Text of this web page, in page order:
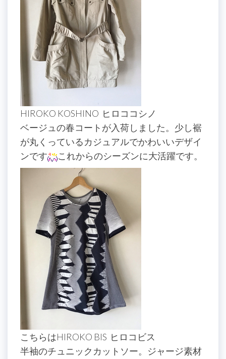
HIROKO KOSHINO ヒロココシノ
ベージュの春コートが入荷しました。少し裾
が丸くっているカジュアルでかわいいデザイ
ンです
これからのシーズンに大活躍です。
こちらはHIROKO BIS ヒロコビス
半袖のチュニックカットソー。ジャージ素材